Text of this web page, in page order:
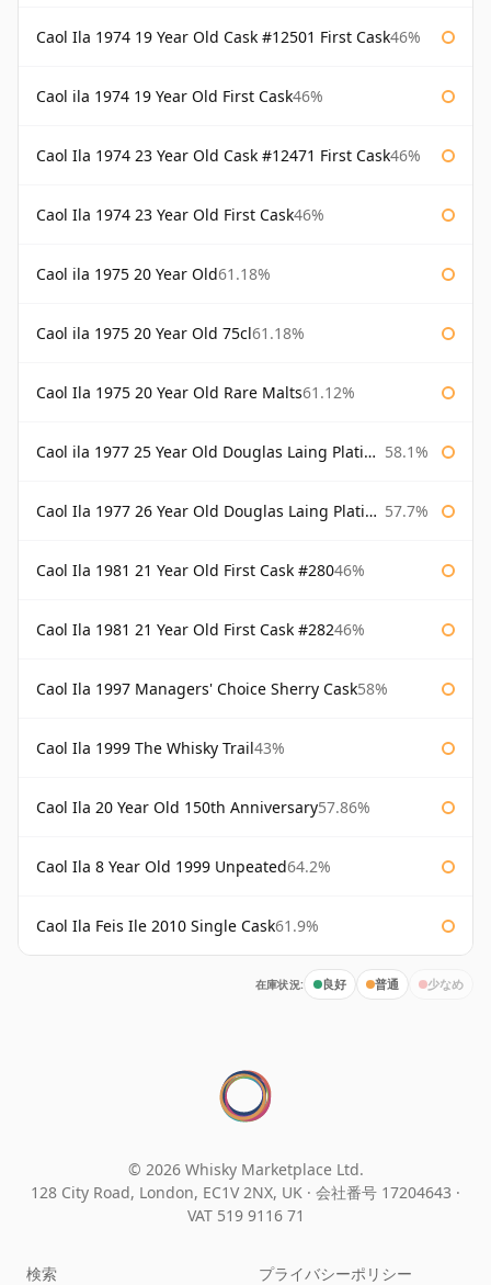
Caol Ila 1974 19 Year Old Cask #12501 First Cask46%
Caol ila 1974 19 Year Old First Cask46%
Caol Ila 1974 23 Year Old Cask #12471 First Cask46%
Caol Ila 1974 23 Year Old First Cask46%
Caol ila 1975 20 Year Old61.18%
Caol ila 1975 20 Year Old 75cl61.18%
Caol Ila 1975 20 Year Old Rare Malts61.12%
Caol ila 1977 25 Year Old Douglas Laing Platinum Selection 58.1%
Caol Ila 1977 26 Year Old Douglas Laing Platinum Selection 57.7%
Caol Ila 1981 21 Year Old First Cask #28046%
Caol Ila 1981 21 Year Old First Cask #28246%
Caol Ila 1997 Managers' Choice Sherry Cask58%
Caol Ila 1999 The Whisky Trail43%
Caol Ila 20 Year Old 150th Anniversary57.86%
Caol Ila 8 Year Old 1999 Unpeated64.2%
Caol Ila Feis Ile 2010 Single Cask61.9%
在庫状況: 良好 普通 少なめ
© 2026 Whisky Marketplace Ltd.
128 City Road, London, EC1V 2NX, UK · 会社番号 17204643 ·
VAT 519 9116 71
検索 プライバシーポリシー